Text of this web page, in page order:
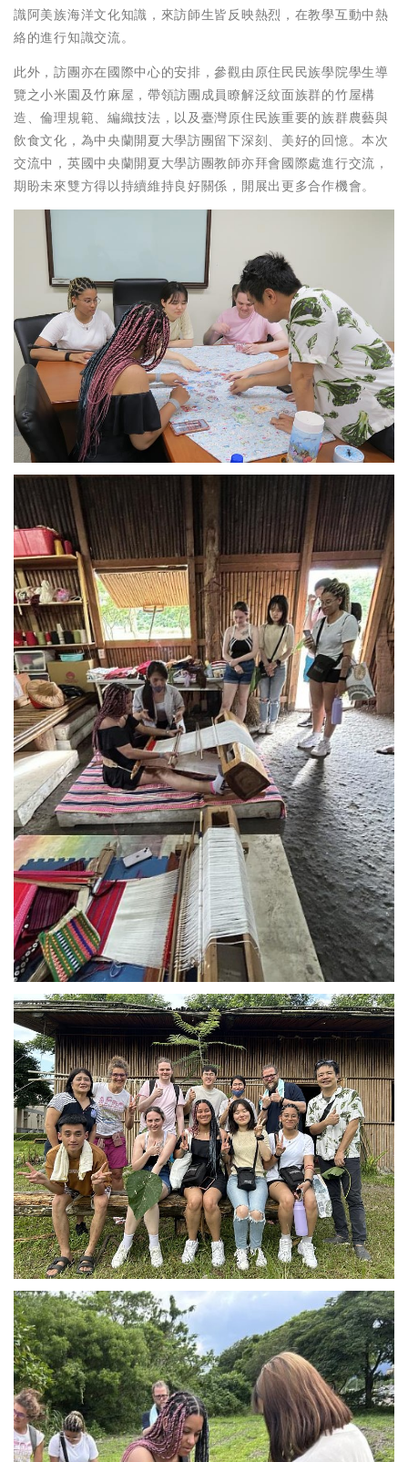
識阿美族海洋文化知識，來訪師生皆反映熱烈，在教學互動中熱
絡的進行知識交流。
此外，訪團亦在國際中心的安排，參觀由原住民民族學院學生導
覽之小米園及竹麻屋，帶領訪團成員瞭解泛紋面族群的竹屋構
造、倫理規範、編織技法，以及臺灣原住民族重要的族群農藝與
飲食文化，為中央蘭開夏大學訪團留下深刻、美好的回憶。本次
交流中，英國中央蘭開夏大學訪團教師亦拜會國際處進行交流，
期盼未來雙方得以持續維持良好關係，開展出更多合作機會。